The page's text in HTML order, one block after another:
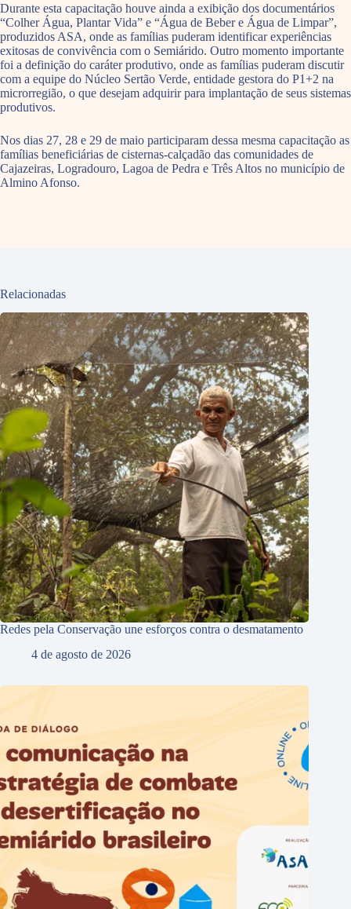
Durante esta capacitação houve ainda a exibição dos documentários
“Colher Água, Plantar Vida” e “Água de Beber e Água de Limpar”,
produzidos ASA, onde as famílias puderam identificar experiências
exitosas de convivência com o Semiárido. Outro momento importante
foi a definição do caráter produtivo, onde as famílias puderam discutir
com a equipe do Núcleo Sertão Verde, entidade gestora do P1+2 na
microrregião, o que desejam adquirir para implantação de seus sistemas
produtivos.
Nos dias 27, 28 e 29 de maio participaram dessa mesma capacitação as
famílias beneficiárias de cisternas-calçadão das comunidades de
Cajazeiras, Logradouro, Lagoa de Pedra e Três Altos no município de
Almino Afonso.
Relacionadas
Redes pela Conservação une esforços contra o desmatamento
4 de agosto de 2026